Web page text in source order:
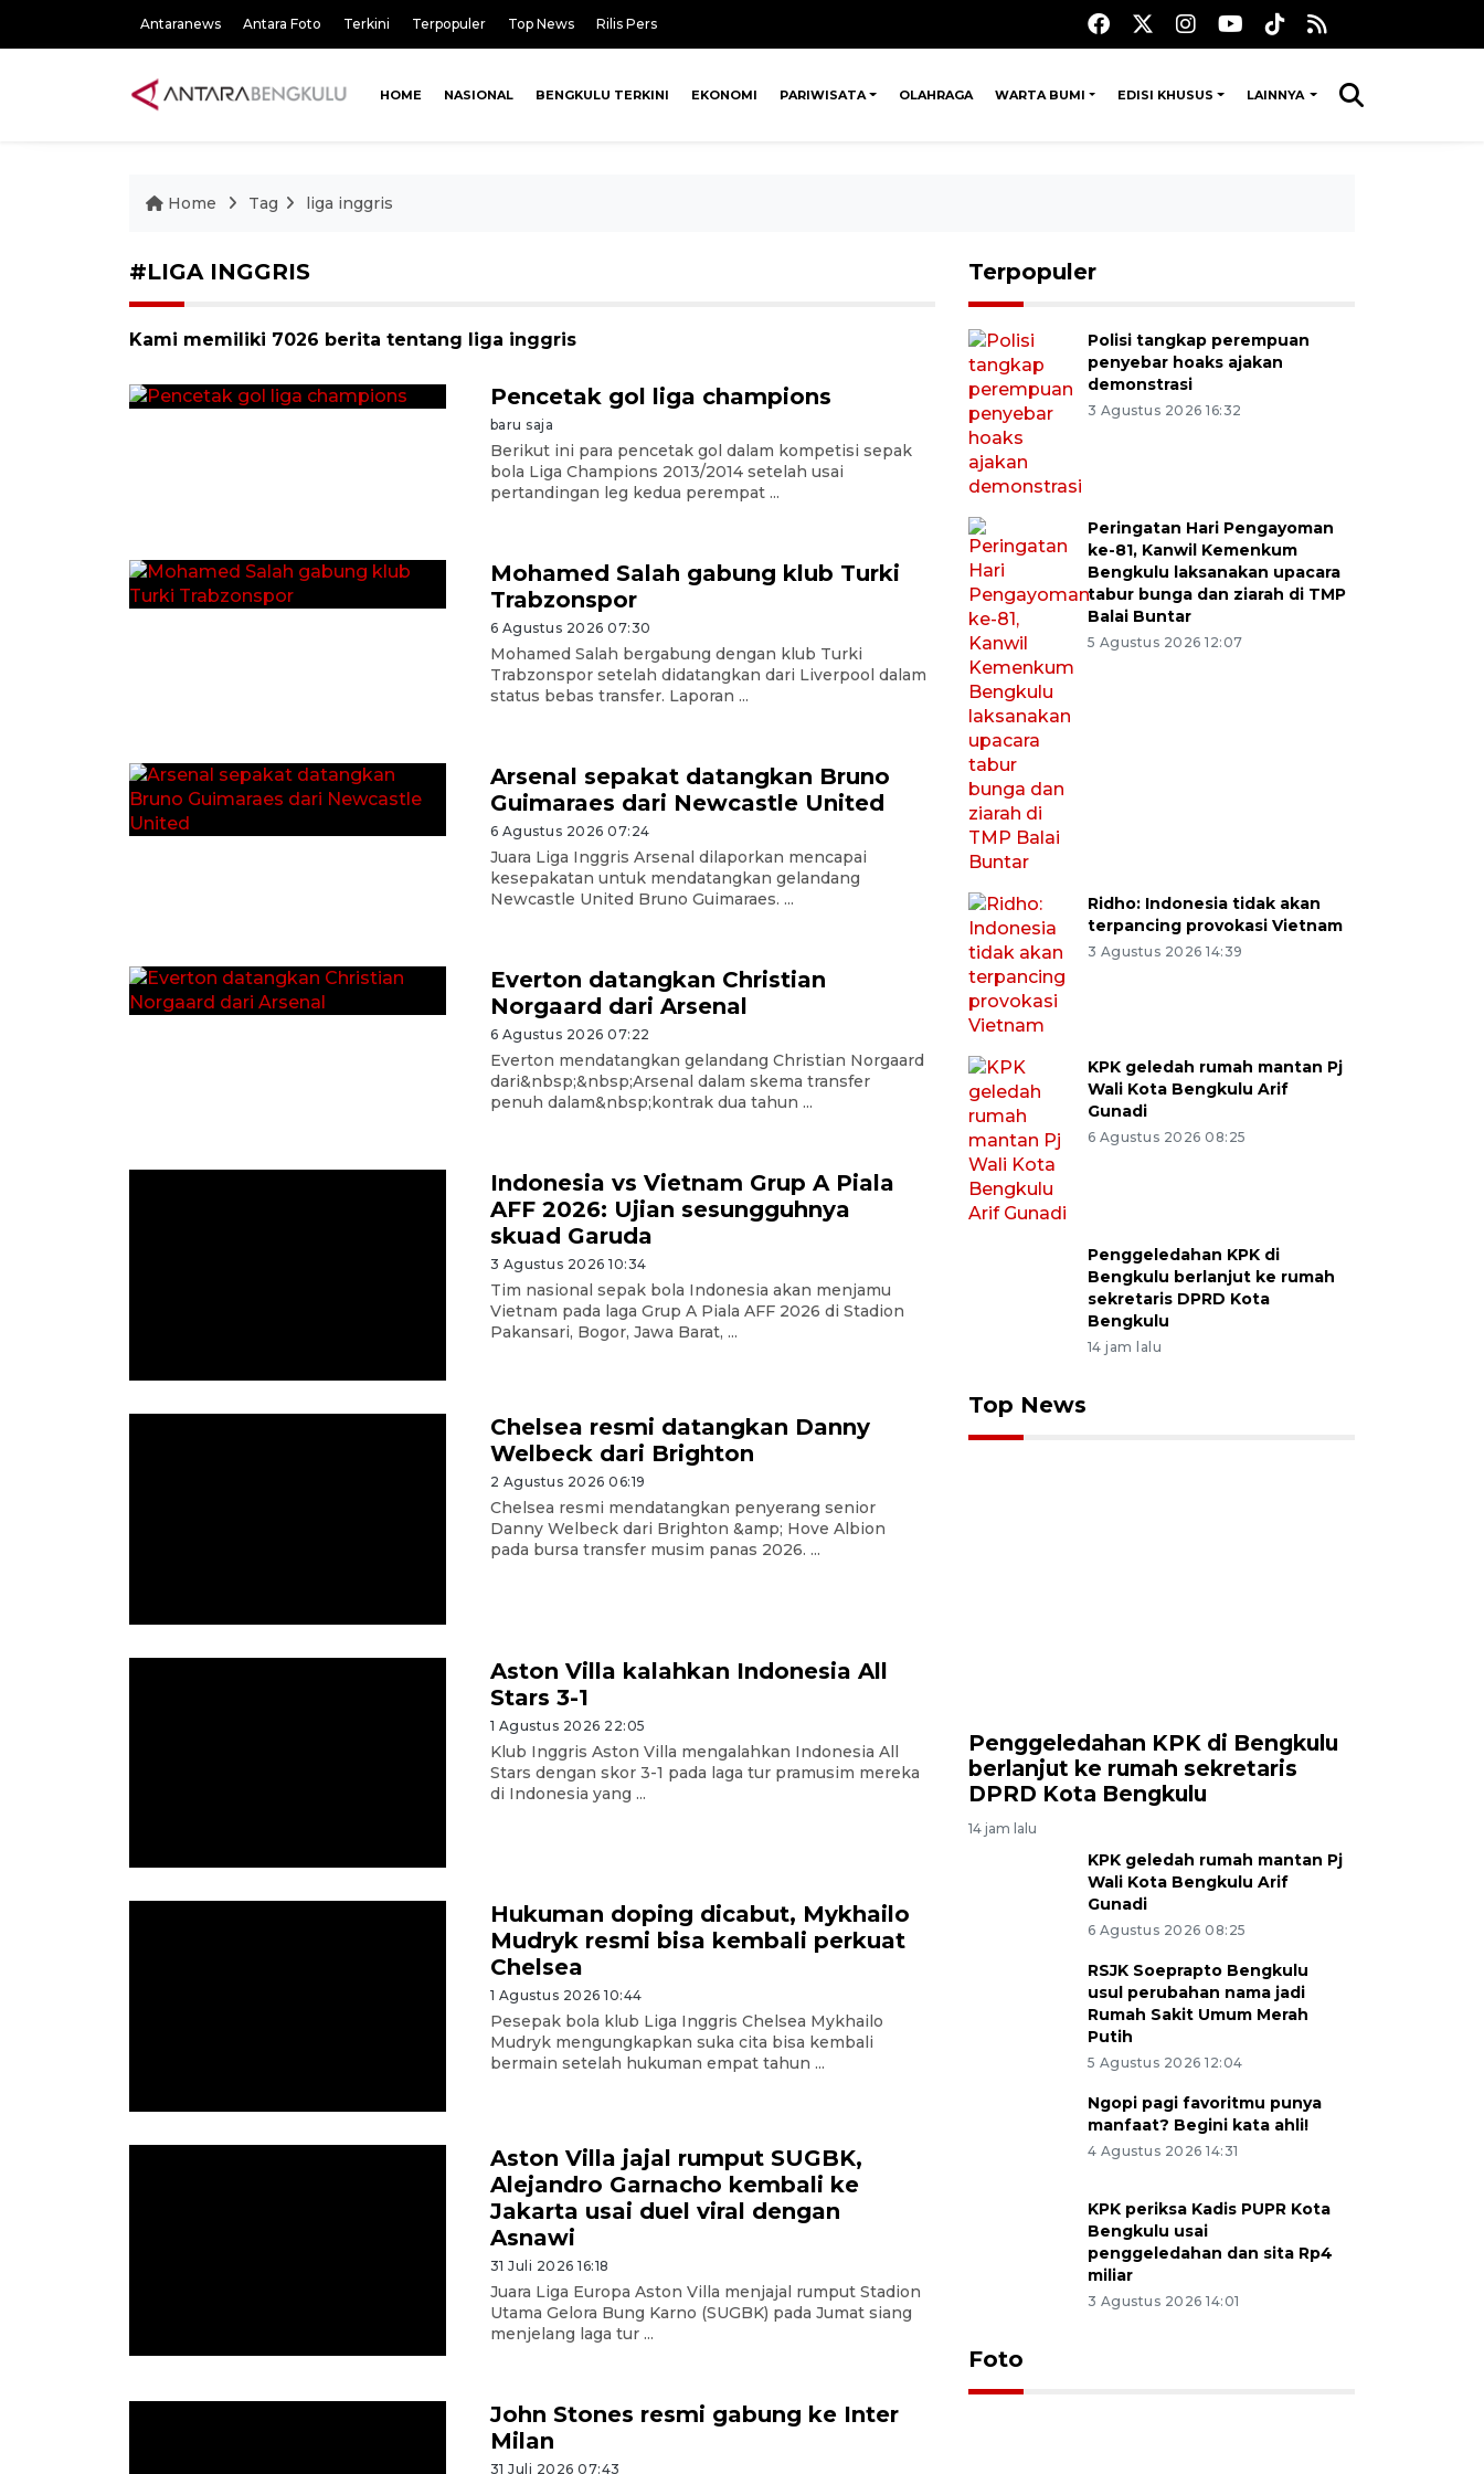
Antaranews Antara Foto Terkini Terpopuler Top News Rilis Pers
HOME NASIONAL BENGKULU TERKINI EKONOMI PARIWISATA OLAHRAGA WARTA BUMI EDISI KHUSUS LAINNYA
Home Tag liga inggris
#LIGA INGGRIS
Kami memiliki 7026 berita tentang liga inggris
Pencetak gol liga champions
baru saja
Berikut ini para pencetak gol dalam kompetisi sepak
bola Liga Champions 2013/2014 setelah usai
pertandingan leg kedua perempat ...
Mohamed Salah gabung klub Turki
Trabzonspor
6 Agustus 2026 07:30
Mohamed Salah bergabung dengan klub Turki
Trabzonspor setelah didatangkan dari Liverpool dalam
status bebas transfer. Laporan ...
Arsenal sepakat datangkan Bruno
Guimaraes dari Newcastle United
6 Agustus 2026 07:24
Juara Liga Inggris Arsenal dilaporkan mencapai
kesepakatan untuk mendatangkan gelandang
Newcastle United Bruno Guimaraes. ...
Everton datangkan Christian
Norgaard dari Arsenal
6 Agustus 2026 07:22
Everton mendatangkan gelandang Christian Norgaard
dari&nbsp;&nbsp;Arsenal dalam skema transfer
penuh dalam&nbsp;kontrak dua tahun ...
Indonesia vs Vietnam Grup A Piala
AFF 2026: Ujian sesungguhnya
skuad Garuda
3 Agustus 2026 10:34
Tim nasional sepak bola Indonesia akan menjamu
Vietnam pada laga Grup A Piala AFF 2026 di Stadion
Pakansari, Bogor, Jawa Barat, ...
Chelsea resmi datangkan Danny
Welbeck dari Brighton
2 Agustus 2026 06:19
Chelsea resmi mendatangkan penyerang senior
Danny Welbeck dari Brighton &amp; Hove Albion
pada bursa transfer musim panas 2026. ...
Aston Villa kalahkan Indonesia All
Stars 3-1
1 Agustus 2026 22:05
Klub Inggris Aston Villa mengalahkan Indonesia All
Stars dengan skor 3-1 pada laga tur pramusim mereka
di Indonesia yang ...
Hukuman doping dicabut, Mykhailo
Mudryk resmi bisa kembali perkuat
Chelsea
1 Agustus 2026 10:44
Pesepak bola klub Liga Inggris Chelsea Mykhailo
Mudryk mengungkapkan suka cita bisa kembali
bermain setelah hukuman empat tahun ...
Aston Villa jajal rumput SUGBK,
Alejandro Garnacho kembali ke
Jakarta usai duel viral dengan
Asnawi
31 Juli 2026 16:18
Juara Liga Europa Aston Villa menjajal rumput Stadion
Utama Gelora Bung Karno (SUGBK) pada Jumat siang
menjelang laga tur ...
John Stones resmi gabung ke Inter
Milan
31 Juli 2026 07:43
Terpopuler
Polisi tangkap perempuan
penyebar hoaks ajakan
demonstrasi
3 Agustus 2026 16:32
Peringatan Hari Pengayoman
ke-81, Kanwil Kemenkum
Bengkulu laksanakan upacara
tabur bunga dan ziarah di TMP
Balai Buntar
5 Agustus 2026 12:07
Ridho: Indonesia tidak akan
terpancing provokasi Vietnam
3 Agustus 2026 14:39
KPK geledah rumah mantan Pj
Wali Kota Bengkulu Arif
Gunadi
6 Agustus 2026 08:25
Penggeledahan KPK di
Bengkulu berlanjut ke rumah
sekretaris DPRD Kota
Bengkulu
14 jam lalu
Top News
Penggeledahan KPK di Bengkulu
berlanjut ke rumah sekretaris
DPRD Kota Bengkulu
14 jam lalu
KPK geledah rumah mantan Pj
Wali Kota Bengkulu Arif
Gunadi
6 Agustus 2026 08:25
RSJK Soeprapto Bengkulu
usul perubahan nama jadi
Rumah Sakit Umum Merah
Putih
5 Agustus 2026 12:04
Ngopi pagi favoritmu punya
manfaat? Begini kata ahli!
4 Agustus 2026 14:31
KPK periksa Kadis PUPR Kota
Bengkulu usai
penggeledahan dan sita Rp4
miliar
3 Agustus 2026 14:01
Foto